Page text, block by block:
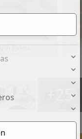
in Palma
+25